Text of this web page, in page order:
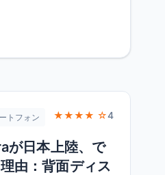
トフォン ★★★★ ☆4
が日本上陸、で
由：背面ディス